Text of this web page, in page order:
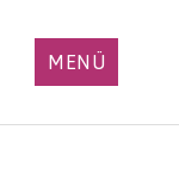
MENÜ